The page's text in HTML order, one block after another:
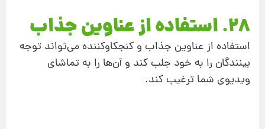
28. استفاده از عناوین جذاب
استفاده از عناوین جذاب و کنجکاوکننده می‌تواند توجه
بینندگان را به خود جلب کند و آن‌ها را به تماشای
ویدیوی شما ترغیب کند.